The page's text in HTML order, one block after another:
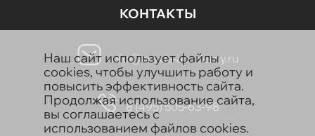
КОНТАКТЫ
info@aravia-academy.ru
8 (495) 505-63-98
Наш сайт использует файлы
cookies, чтобы улучшить работу и
повысить эффективность сайта.
Продолжая использование сайта,
вы соглашаетесь с
использованием файлов cookies.